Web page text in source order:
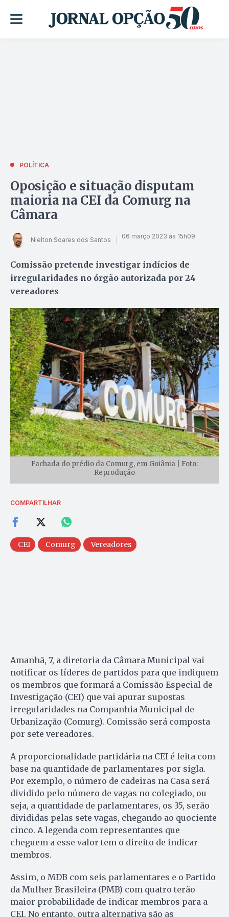
POLÍTICA
Oposição e situação disputam
maioria na CEI da Comurg na
Câmara
Nielton Soares dos Santos 06 março 2023 às 15h09
Comissão pretende investigar indícios de
irregularidades no órgão autorizada por 24
vereadores
Fachada do prédio da Comurg, em Goiânia | Foto:
Reprodução
COMPARTILHAR
CEI Comurg Vereadores
Amanhã, 7, a diretoria da Câmara Municipal vai
notificar os líderes de partidos para que indiquem
os membros que formará a Comissão Especial de
Investigação (CEI) que vai apurar supostas
irregularidades na Companhia Municipal de
Urbanização (Comurg). Comissão será composta
por sete vereadores.
A proporcionalidade partidária na CEI é feita com
base na quantidade de parlamentares por sigla.
Por exemplo, o número de cadeiras na Casa será
dividido pelo número de vagas no colegiado, ou
seja, a quantidade de parlamentares, os 35, serão
divididas pelas sete vagas, chegando ao quociente
cinco. A legenda com representantes que
cheguem a esse valor tem o direito de indicar
membros.
Assim, o MDB com seis parlamentares e o Partido
da Mulher Brasileira (PMB) com quatro terão
maior probabilidade de indicar membros para a
CEI. No entanto, outra alternativa são as